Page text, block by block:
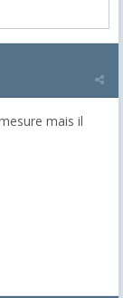
mais il